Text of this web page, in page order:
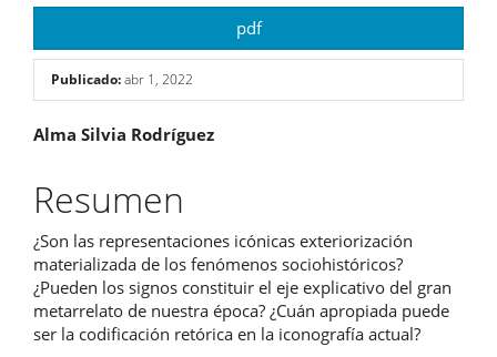
pdf
Publicado:abr 1, 2022
Contenido
principal
del
artículo
Alma Silvia Rodríguez
Resumen
¿Son las representaciones icónicas exteriorización
materializada de los fenómenos sociohistóricos?
¿Pueden los signos constituir el eje explicativo del gran
metarrelato de nuestra época? ¿Cuán apropiada puede
ser la codificación retórica en la iconografía actual?